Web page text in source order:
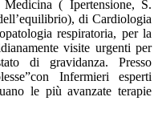
( Ipertensione, S.
di Cardiologia
respiratoria, per la
visite urgenti per
di gravidanza. Presso
Infermieri esperti
le più avanzate terapie